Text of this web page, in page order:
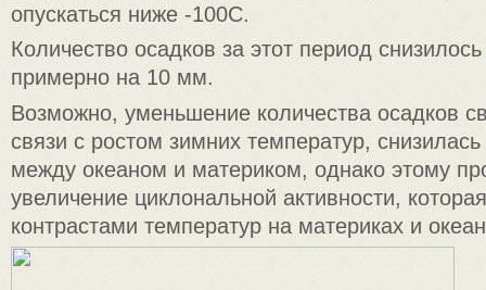
опускаться ниже -100C.
Количество осадков за этот период
примерно на 10 мм.
Возможно, уменьшение количества осадков
связи с ростом зимних температур, снизилась
между океаном и материком, однако этому
увеличение циклональной активности,
контрастами температур на материках и